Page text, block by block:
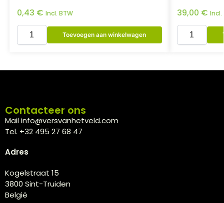
0,43 € Incl. BTW
Toevoegen aan winkelwagen
39,00 € Incl.
Contacteer ons
Mail info@versvanhetveld.com
Tel. +32 495 27 68 47
Adres
Kogelstraat 15
3800 Sint-Truiden
België